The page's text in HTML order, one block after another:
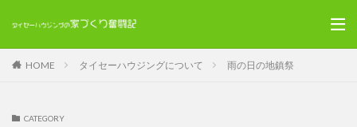
HOME タイセーハウジングについて 雨の日の地鎮祭
CATEGORY